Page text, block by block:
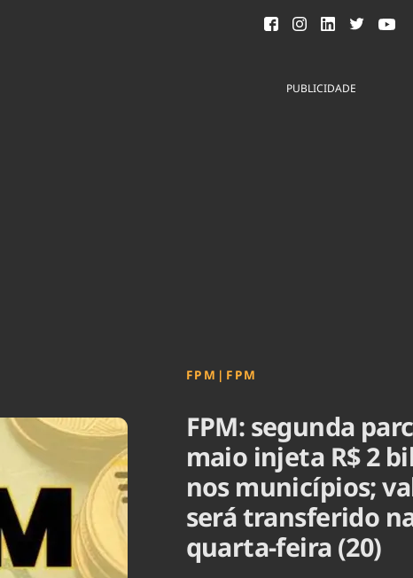
PUBLICIDADE
FPM | FPM
FPM: segunda
maio injeta R$ 2
nos municípios;
será transferido
quarta-feira (20)